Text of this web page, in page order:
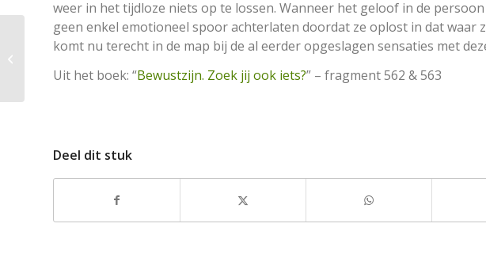
weer in het tijdloze niets op te lossen. Wanneer het geloof in de
geen enkel emotioneel spoor achterlaten doordat ze oplost in dat waar
komt nu terecht in de map bij de al eerder opgeslagen sensaties met
Uit het boek: “Bewustzijn. Zoek jij ook iets?” – fragment 562 & 563
Deel dit stuk
Alle informatie is
afkomstig uit het
geheugen van de
totale mensheid